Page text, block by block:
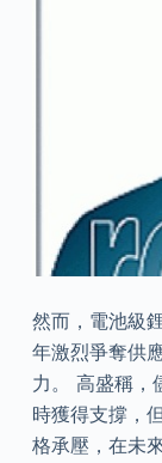
然而，電池級
年激烈爭奪供
力。 高盛稱，
時獲得支撐，
格承壓，在未